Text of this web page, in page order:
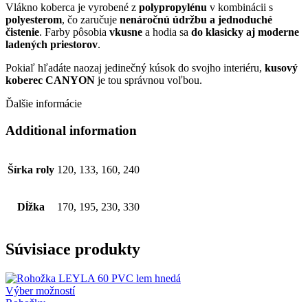
Vlákno koberca je vyrobené z polypropylénu v kombinácii s
polyesterom, čo zaručuje nenáročnú údržbu a jednoduché
čistenie. Farby pôsobia vkusne a hodia sa do klasicky aj moderne
ladených priestorov.
Pokiaľ hľadáte naozaj jedinečný kúsok do svojho interiéru, kusový
koberec CANYON je tou správnou voľbou.
Ďalšie informácie
Additional information
Šírka roly 120, 133, 160, 240
Dĺžka 170, 195, 230, 330
Súvisiace produkty
Výber možnostíTento